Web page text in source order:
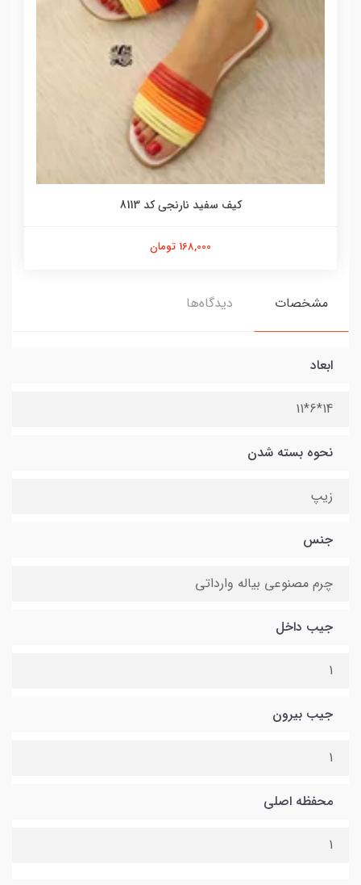
کیف سفید نارنجی کد 8113
168,000 تومان
مشخصات دیدگاه‌ها
ابعاد
14*6*11
نحوه بسته شدن
زیپ
جنس
چرم مصنوعی بیاله وارداتی
جیب داخل
1
جیب بیرون
1
محفظه اصلی
1